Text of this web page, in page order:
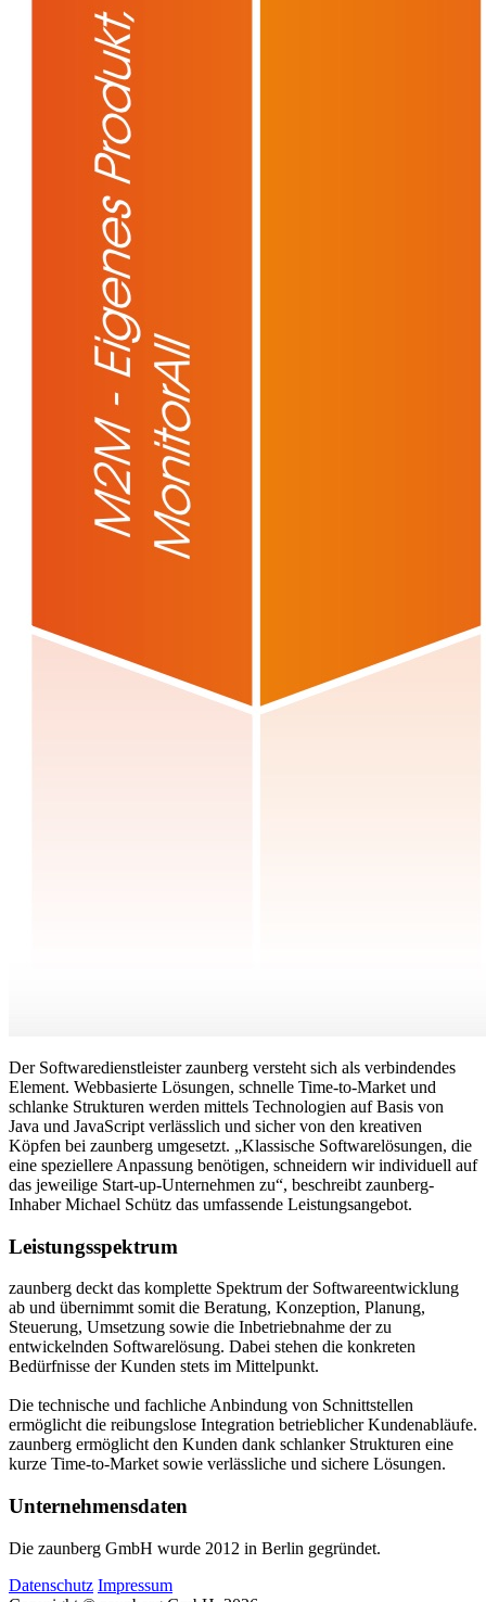
Der Softwaredienstleister zaunberg versteht sich als verbindendes
Element. Webbasierte Lösungen, schnelle Time-to-Market und
schlanke Strukturen werden mittels Technologien auf Basis von
Java und JavaScript verlässlich und sicher von den kreativen
Köpfen bei zaunberg umgesetzt. „Klassische Softwarelösungen, die
eine speziellere Anpassung benötigen, schneidern wir individuell auf
das jeweilige Start-up-Unternehmen zu“, beschreibt zaunberg-
Inhaber Michael Schütz das umfassende Leistungsangebot.
Leistungsspektrum
zaunberg deckt das komplette Spektrum der Softwareentwicklung
ab und übernimmt somit die Beratung, Konzeption, Planung,
Steuerung, Umsetzung sowie die Inbetriebnahme der zu
entwickelnden Softwarelösung. Dabei stehen die konkreten
Bedürfnisse der Kunden stets im Mittelpunkt.
Die technische und fachliche Anbindung von Schnittstellen
ermöglicht die reibungslose Integration betrieblicher Kundenabläufe.
zaunberg ermöglicht den Kunden dank schlanker Strukturen eine
kurze Time-to-Market sowie verlässliche und sichere Lösungen.
Unternehmensdaten
Die zaunberg GmbH wurde 2012 in Berlin gegründet.
Datenschutz Impressum